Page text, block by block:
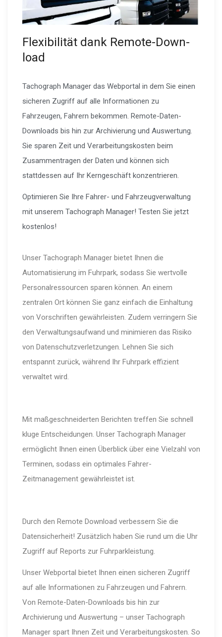
Flexi­bi­lität dank Remote-Down­
load
Tachograph Manager das Webportal in dem Sie einen
sicheren Zugriff auf alle Informationen zu
Fahrzeugen, Fahrern bekommen. Remote-Daten-
Downloads bis hin zur Archivierung und Auswertung.
Sie sparen Zeit und Verarbeitungskosten beim
Zusammentragen der Daten und können sich
stattdessen auf Ihr Kerngeschäft konzentrieren.
Optimieren Sie Ihre Fahrer- und Fahrzeugverwaltung
mit unserem Tachograph Manager! Testen Sie jetzt
kostenlos!
Unser Tachograph Manager bietet Ihnen die
Automatisierung im Fuhrpark, sodass Sie wertvolle
Personalressourcen sparen können. An einem
zentralen Ort können Sie ganz einfach die Einhaltung
von Vorschriften gewährleisten. Zudem verringern Sie
den Verwaltungsaufwand und minimieren das Risiko
von Datenschutzverletzungen. Lehnen Sie sich
entspannt zurück, während Ihr Fuhrpark effizient
verwaltet wird.
Mit maßgeschneiderten Berichten treffen Sie schnell
kluge Entscheidungen. Unser Tachograph Manager
ermöglicht Ihnen einen Überblick über eine Vielzahl von
Terminen, sodass ein optimales Fahrer-
Zeitmanagement gewährleistet ist.
Durch den Remote Download verbessern Sie die
Datensicherheit! Zusätzlich haben Sie rund um die Uhr
Zugriff auf Reports zur Fuhrparkleistung.
Unser Webportal bietet Ihnen einen sicheren Zugriff
auf alle Informationen zu Fahrzeugen und Fahrern.
Von Remote-Daten-Downloads bis hin zur
Archivierung und Auswertung – unser Tachograph
Manager spart Ihnen Zeit und Verarbeitungskosten. So